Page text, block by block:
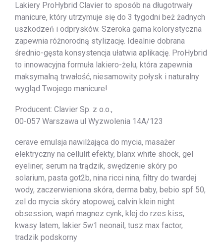
Lakiery ProHybrid Clavier to sposób na długotrwały
manicure, który utrzymuje się do 3 tygodni beż żadnych
uszkodzeń i odprysków. Szeroka gama kolorystyczna
zapewnia różnorodną stylizację. Idealnie dobrana
średnio-gęsta konsystencja ułatwia aplikację. ProHybrid
to innowacyjna formuła lakiero-żelu, która zapewnia
maksymalną trwałość, niesamowity połysk i naturalny
wygląd Twojego manicure!
Producent: Clavier Sp. z o.o.,
00-057 Warszawa ul Wyzwolenia 14A/123
cerave emulsja nawilżająca do mycia, masażer
elektryczny na cellulit efekty, blanx white shock, gel
eyeliner, serum na trądzik, swędzenie skóry po
solarium, pasta got2b, nina ricci nina, filtry do twardej
wody, zaczerwieniona skóra, derma baby, bebio spf 50,
zel do mycia skóry atopowej, calvin klein night
obsession, wapń magnez cynk, klej do rzes kiss,
kwasy latem, lakier 5w1 neonail, tusz max factor,
tradzik podskorny